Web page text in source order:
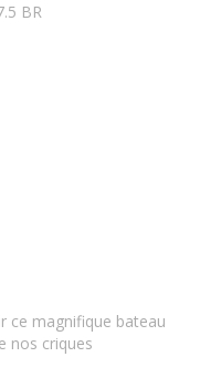
BR
ce magnifique bateau
nos criques